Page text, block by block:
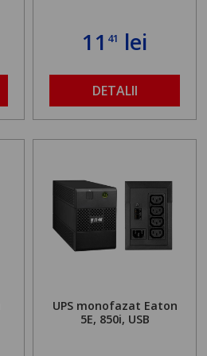
11 41 lei
DETALII
UPS monofazat Eaton
5E, 850i, USB